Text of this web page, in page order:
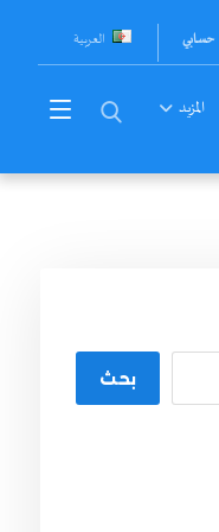
العربية حسابي
المزيد
بحث